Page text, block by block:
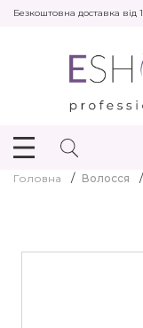
Безкоштовна доставка від
Головна Волосся